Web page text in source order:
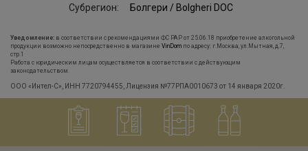
Субрегион: Болгери / Bolgheri DOC
Уведомление: в соответствии с рекомендациями ФС РАР от 25.06.18 приобретение алкогольной
продукции возможно непосредственно в магазине VinDom по адресу: г.Москва, ул.Мытная, д.7,
стр.1
Работа с юридическим лицам осуществляется в соответствии с действующим
законодательством.
ООО «Интел-С», ИНН 7720794455, Лицензия №77РПА0010673 от 14 января 2020г.